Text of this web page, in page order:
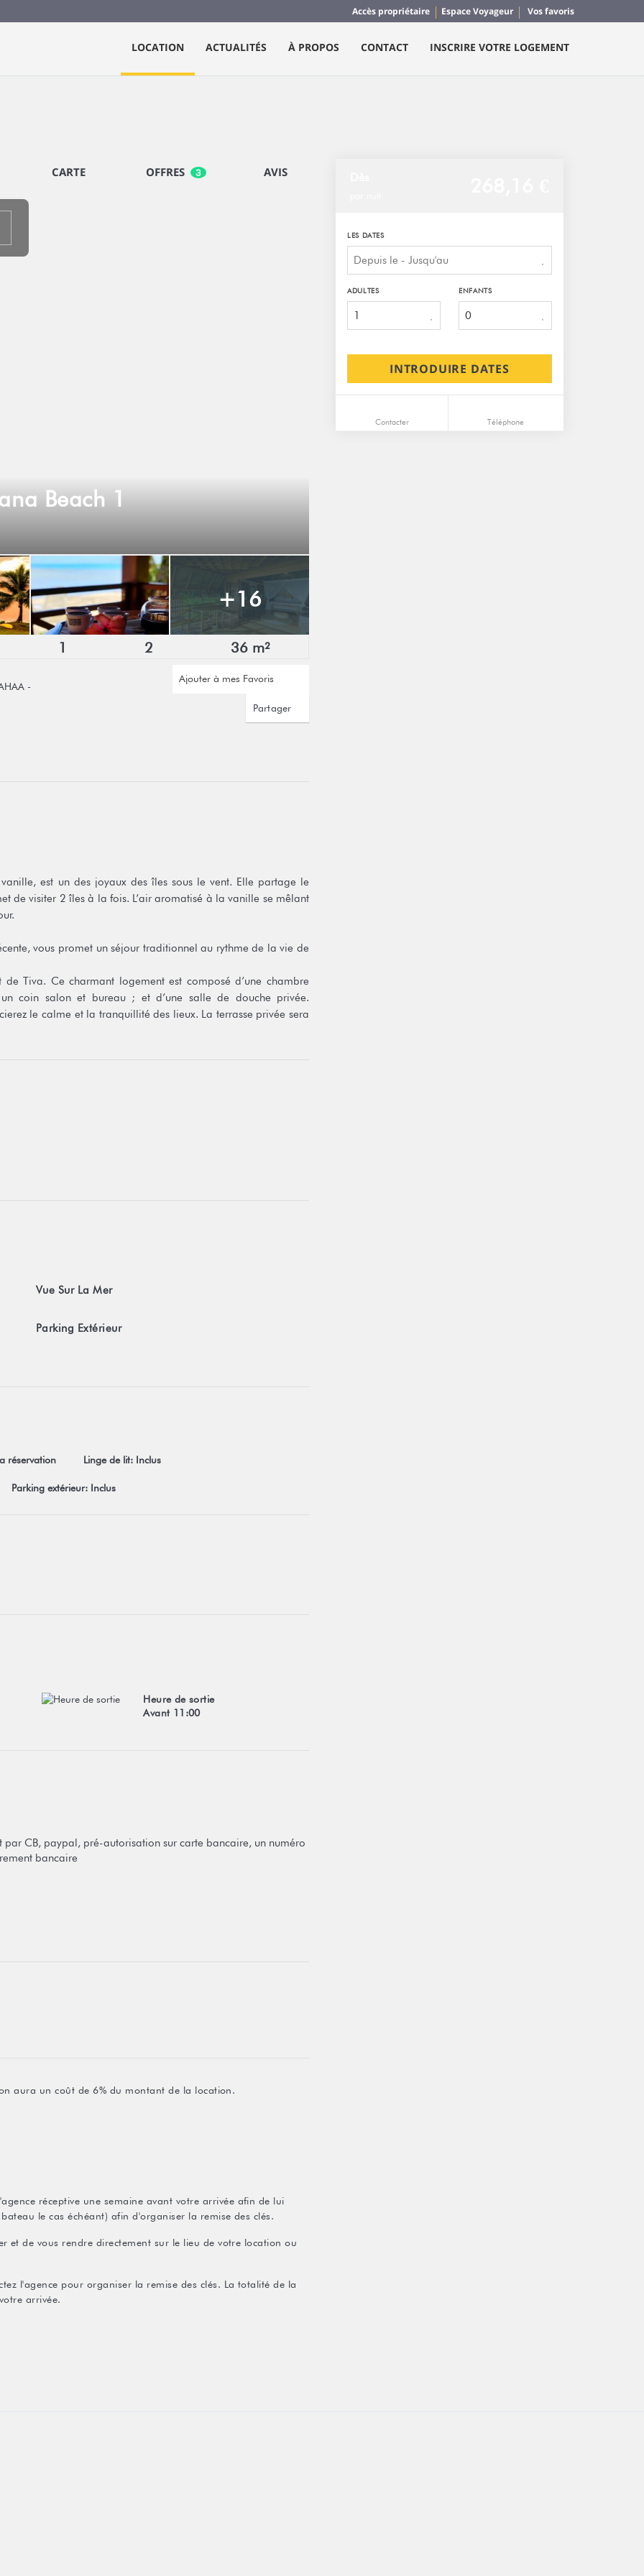
Vos favoris
Espace Voyageur
Accès propriétaire
LOCATION ACTUALITÉS À PROPOS CONTACT INSCRIRE VOTRE LOGEMENT
CARTE OFFRES 3 AVIS
LES DATES
ADULTES
1
ENFANTS
INTRODUIRE DATES
Contacter Téléphone
Beach 1
+16
1 2 36 m²
-
Ajouter à mes Favoris
Partager
est un des joyaux des îles sous le vent. Elle partage le
de visiter 2 îles à la fois. L’air aromatisé à la vanille se mêlant
vous promet un séjour traditionnel au rythme de la vie de
Tiva. Ce charmant logement est composé d’une chambre
coin salon et bureau ; et d’une salle de douche privée.
le calme et la tranquillité des lieux. La terrasse privée sera
l’intégralité de votre séjour.
de l’île par la route. Pour plus de renseignements contactez-
conditions generales.
Vue Sur La Mer
Parking Extérieur
réservation Linge de lit: Inclus
Parking extérieur: Inclus
Heure de sortie
Avant 11:00
par CB, paypal, pré-autorisation sur carte bancaire, un numéro
bancaire
aura un coût de 6% du montant de la location.
réceptive une semaine avant votre arrivée afin de lui
le cas échéant) afin d'organiser la remise des clés.
et de vous rendre directement sur le lieu de votre location ou
l'agence pour organiser la remise des clés. La totalité de la
arrivée.